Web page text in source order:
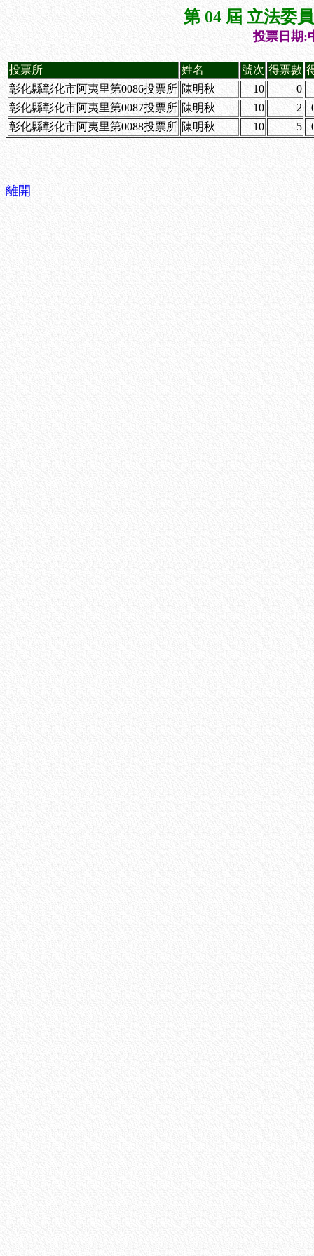
第 04 屆 立法委
投票日期:
投票所 姓名 號次 得票數
彰化縣彰化市阿夷里第0086投票所 陳明秋 10
0
彰化縣彰化市阿夷里第0087投票所 陳明秋 10 2
彰化縣彰化市阿夷里第0088投票所 陳明秋 10 5
離開